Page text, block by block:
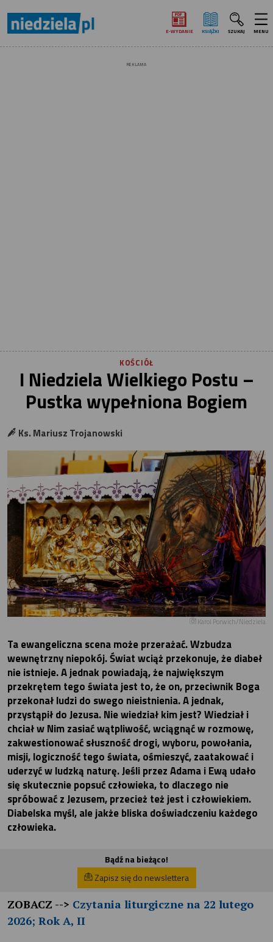
E‑WYDANIE KSIĄŻKI SZUKAJ MENU
REKLAMA
KOŚCIÓŁ
I Niedziela Wielkiego Postu –
Pustka wypełniona Bogiem
Ks. Mariusz Trojanowski
Karol Porwich/Niedziela
Ta ewangeliczna scena może przerażać. Wzbudza
wewnętrzny niepokój. Świat wciąż przekonuje, że diabeł
nie istnieje. A jednak powiadają, że największym
przekrętem tego świata jest to, że on, przeciwnik Boga
przekonał ludzi do swego nieistnienia. A jednak,
przystąpił do Jezusa. Nie wiedział kim jest? Wiedział i
chciał w Nim zasiać wątpliwość, wciągnąć w rozmowę,
zakwestionować słuszność drogi, wyboru, powołania,
misji, logiczność tego świata, ośmieszyć, zaatakować i
uderzyć w ludzką naturę. Jeśli przez Adama i Ewą udało
się skutecznie popsuć człowieka, to dlaczego nie
spróbować z Jezusem, przecież też jest i człowiekiem.
Diabelska myśl, ale jakże bliska doświadczeniu każdego
człowieka.
Bądź na bieżąco!
Zapisz się do newslettera
ZOBACZ --> Czytania liturgiczne na 22 lutego
2026; Rok A, II